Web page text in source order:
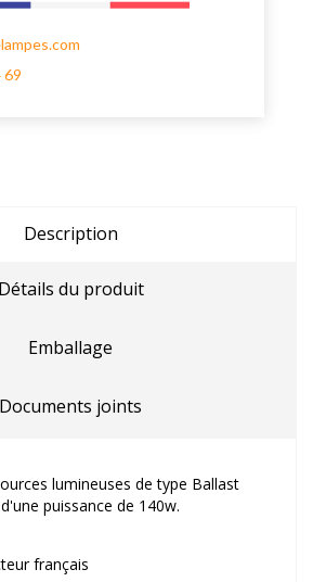
69
Description
Détails du produit
Emballage
Documents joints
lumineuses de type Ballast
puissance de 140w.
français